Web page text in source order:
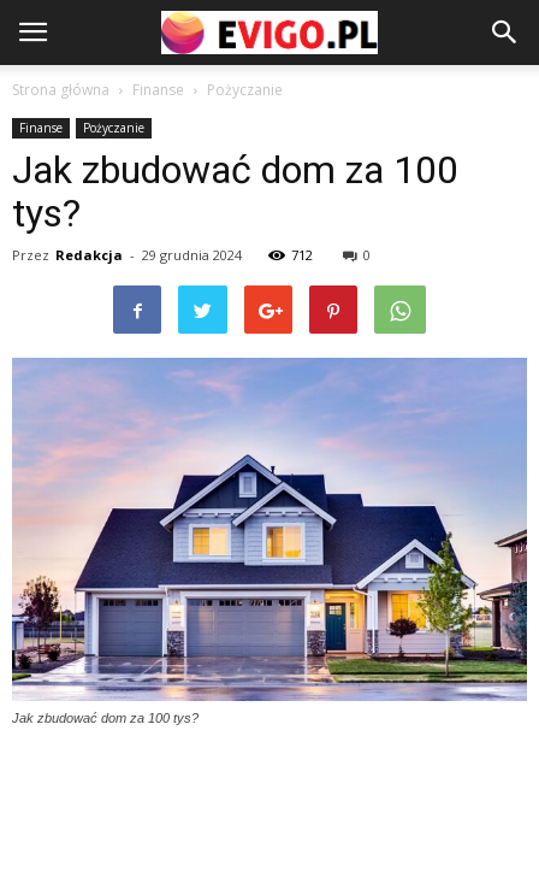
Strona główna Finanse Pożyczanie
Finanse Pożyczanie
Jak zbudować dom za 100
tys?
Przez Redakcja - 29 grudnia 2024 712 0
Jak zbudować dom za 100 tys?